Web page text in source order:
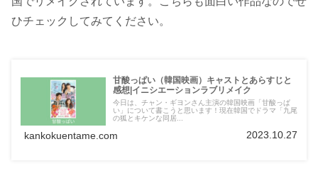
ひチェックしてみてください。
甘酸っぱい（韓国映画）キャストとあらすじと
感想|イニシエーションラブリメイク
今日は、チャン・ギヨンさん主演の韓国映画「甘酸っぱ
い」について書こうと思います！現在韓国でドラマ「九尾
の狐とキケンな同居...
kankokuentame.com 2023.10.27